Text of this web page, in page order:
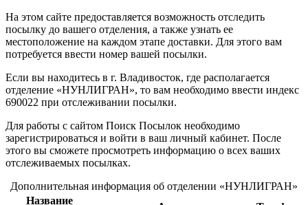
На этом сайте предоставляется возможность отследить
посылку до вашего отделения, а также узнать ее
местоположение на каждом этапе доставки. Для этого вам
потребуется ввести номер вашей посылки.
Если вы находитесь в г. Владивосток, где располагается
отделение «НУНЛИГРАН», то вам необходимо ввести индекс
690022 при отслеживании посылки.
Для работы с сайтом Поиск Посылок необходимо
зарегистрироваться и войти в ваш личный кабинет. После
этого вы сможете просмотреть информацию о всех ваших
отслеживаемых посылках.
Дополнительная информация об отделении «НУНЛИГРАН»
Название